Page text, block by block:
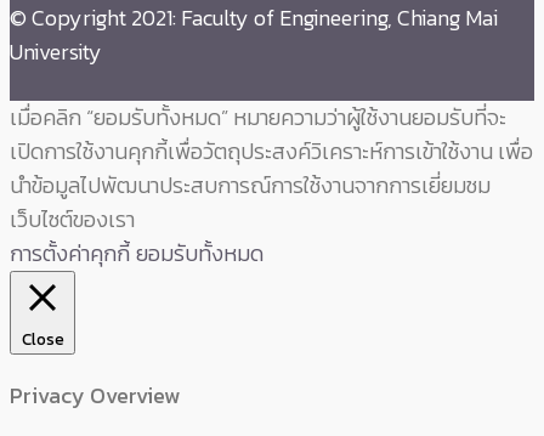
© Copyright 2021: Faculty of Engineering, Chiang Mai
University
เมื่อคลิก “ยอมรับทั้งหมด” หมายความว่าผู้ใช้งานยอมรับที่จะ
เปิดการใช้งานคุกกี้เพื่อวัตถุประสงค์วิเคราะห์การเข้าใช้งาน เพื่อ
นำข้อมูลไปพัฒนาประสบการณ์การใช้งานจากการเยี่ยมชม
เว็บไซต์ของเรา
การตั้งค่าคุกกี้ยอมรับทั้งหมด
Close
Privacy Overview